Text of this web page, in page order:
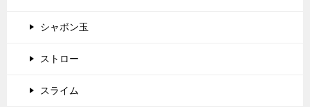
シャボン玉
ストロー
スライム